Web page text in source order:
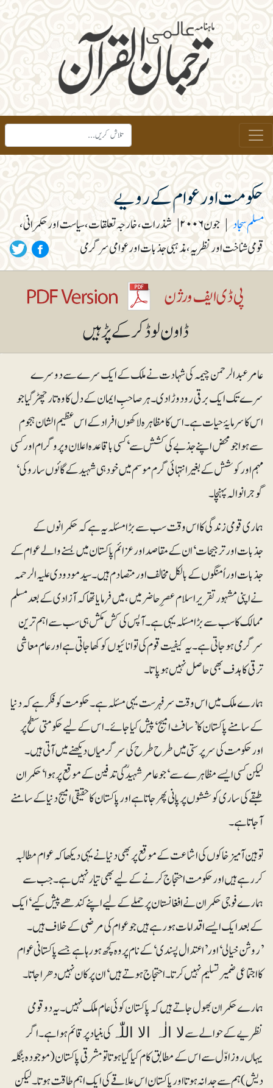
حکومت اور عوام کے رویے
مسلم سجاد | جون۲۰۰۶ | شذرات، خارجہ تعلقات، سیاست اور حکمرانی،
قومی شناخت اور نظریہ، مذہبی جذبات اور عوامی سرگرمی
عامرعبدالرحمن چیمہ کی شہادت نے ملک کے ایک سرے سے دوسرے
سرے تک ایک برقی رو دوڑا دی۔ ہر صاحبِ ایمان کے دل کا وہ تار چھڑ گیا جو
اس کا سرمایۂ حیات ہے۔ اس کا مظاہرہ لاکھوں افراد کے اس عظیم الشان ہجوم
سے ہوا جو محض اپنے جذبے کی کشش سے‘ کسی باقاعدہ اعلان و پروگرام اور کسی
مہم اور کوشش کے بغیر انتہائی گرم موسم میں خود ہی شہید کے گائوں ساروکی‘
گوجرانوالہ پہنچا۔
ہماری قومی زندگی کا اس وقت سب سے بڑا مسئلہ یہ ہے کہ حکمرانوں کے
جذبات اور ترجیحات‘ ان کے مقاصد اور عزائم پاکستان میں بسنے والے عوام کے
جذبات اور اُمنگوں کے بالکل مخالف اور متصادم ہیں۔ سید مودودی علیہ الرحمہ
نے اپنی مشہور تقریر اسلام عصرِحاضر میں، میں فرمایاتھا کہ آزادی کے بعد مسلم
ممالک کا سب سے بڑا مسئلہ یہی ہے۔ آپس کی کش مکش ہی سب سے اہم ترین
سرگرمی ہوجاتی ہے۔ یہ کیفیت قوم کی توانائیوں کو کھا جاتی ہے اور عام معاشی
ترقی کا ہدف بھی حاصل نہیں ہوپاتا۔
ہمارے ملک میں اس وقت سرفہرست یہی مسئلہ ہے۔ حکومت کو فکر ہے کہ دنیا
کے سامنے پاکستان کا ’سافٹ امیج‘ پیش کیا جائے۔ اس کے لیے حکومتی سطح پر
اور حکومت کی سرپرستی میں طرح طرح کی سرگرمیاں دیکھنے میں آتی ہیں۔
لیکن کسی ایسے مظاہرے سے‘ جو عامر شہیدؒ کی تدفین کے موقع پر ہوا‘ حکمران
طبقے کی ساری کوششوں پر پانی پھرجاتا ہے اور پاکستان کا حقیقی امیج دنیا کے سامنے
آجاتا ہے۔
توہین آمیز خاکوں کی اشاعت کے موقع پر بھی دنیا نے یہی دیکھا کہ عوام مطالبہ
کر رہے ہیں اور حکومت احتجاج کرنے کے لیے بھی تیار نہیں ہے۔ جب سے
ہمارے فوجی حکمران نے افغانستان پر حملے کے لیے اپنے کندھے پیش کیے‘ ایک
کے بعد ایک ایسے اقدامات ہورہے ہیں جو عوام کی مرضی کے خلاف ہیں۔
’روشن خیالی‘ اور ’اعتدال پسندی‘ کے نام پر وہ کچھ ہو رہا ہے جسے پاکستانی عوام
کااجتماعی ضمیر تسلیم نہیں کرتا۔ احتجاج ہوتے ہیں‘ ان پر کان نہیں دھرا جاتا۔
ہمارے حکمران بھول جاتے ہیں کہ پاکستان کوئی عام ملک نہیں۔ یہ دو قومی
نظریے کے حوالے سےلا الٰہ الا اللّٰہ کی بنیاد پر قائم ہوا ہے۔ اگر
یہاں روز اوّل سے اس کے مطابق کام کیا گیاہوتا تو مشرقی پاکستان (موجودہ بنگلہ
دیش) ہم سے جدا نہ ہوتا اور پاکستان اس علاقے کی ایک اہم طاقت ہوتا۔ لیکن